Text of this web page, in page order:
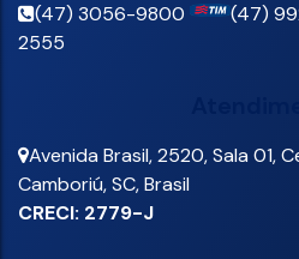
(47) 3056-9800 (47)
2555
Avenida Brasil,2520,Sala 01,
Camboriú,SC,Brasil
CRECI: 2779-J